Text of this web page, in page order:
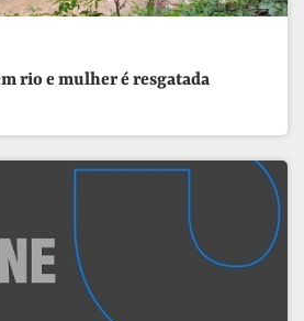
rio e mulher é resgatada